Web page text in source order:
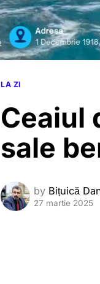
LA ZI
Ceaiul
sale
by Bițuică
27 martie 2025